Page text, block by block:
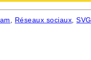
Réseaux sociaux ,SVG